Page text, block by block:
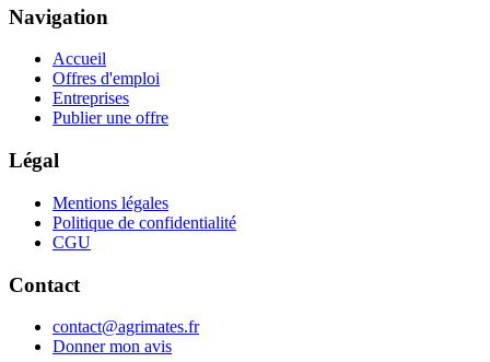
Navigation
Accueil
Offres d'emploi
Entreprises
Publier une offre
Légal
Mentions légales
Politique de confidentialité
CGU
Contact
contact@agrimates.fr
Donner mon avis